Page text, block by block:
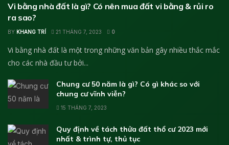
Vi bằng nhà đất là gì? Có nên mua đất vi bằng & rủi ro
ra sao?
BY KHANG TRÍ 21 THÁNG 7, 2023 0
Vi bằng nhà đất là một trong những văn bản gây nhiều thắc mắc
cho các nhà đầu tư bởi...
Chung cư 50 năm là gì? Có gì khác so với
chung cư vĩnh viễn?
15 THÁNG 7, 2023
Quy định về tách thửa đất thổ cư 2023 mới
nhất & trình tự, thủ tục